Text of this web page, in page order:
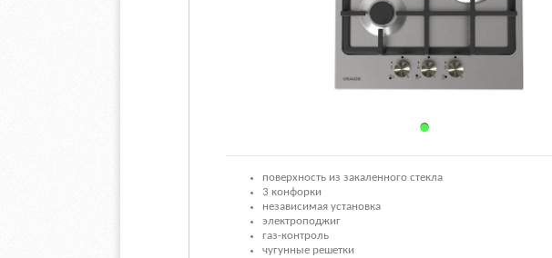
поверхность из закаленного стекла
3 конфорки
независимая установка
электроподжиг
газ-контроль
чугунные решетки